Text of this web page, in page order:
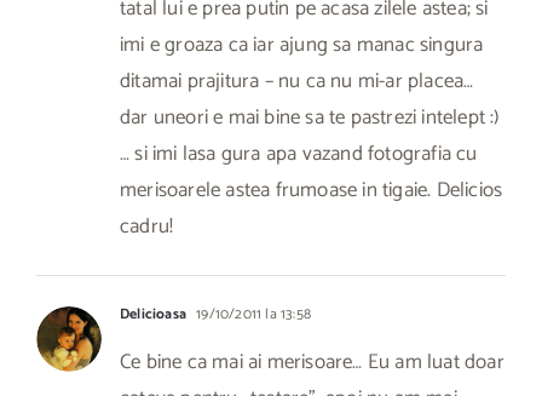
tatal lui e prea putin pe acasa zilele astea; si
imi e groaza ca iar ajung sa manac singura
ditamai prajitura – nu ca nu mi-ar placea…
dar uneori e mai bine sa te pastrezi intelept :)
… si imi lasa gura apa vazand fotografia cu
merisoarele astea frumoase in tigaie. Delicios
cadru!
Delicioasa 19/10/2011 la 13:58
Ce bine ca mai ai merisoare… Eu am luat doar